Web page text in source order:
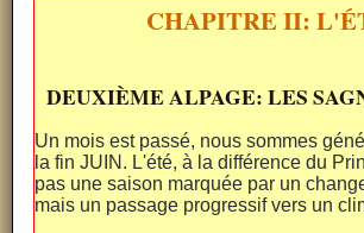
CHAPITRE II:
DEUXIÈME ALPAGE: LES
Un mois est passé, nous sommes
la fin JUIN. L'été, à la différence du
pas une saison marquée par un
mais un passage progressif vers un